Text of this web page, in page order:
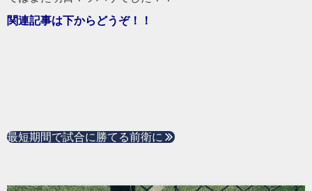
関連記事は下からどうぞ！！
最短期間で試合に勝てる前衛に